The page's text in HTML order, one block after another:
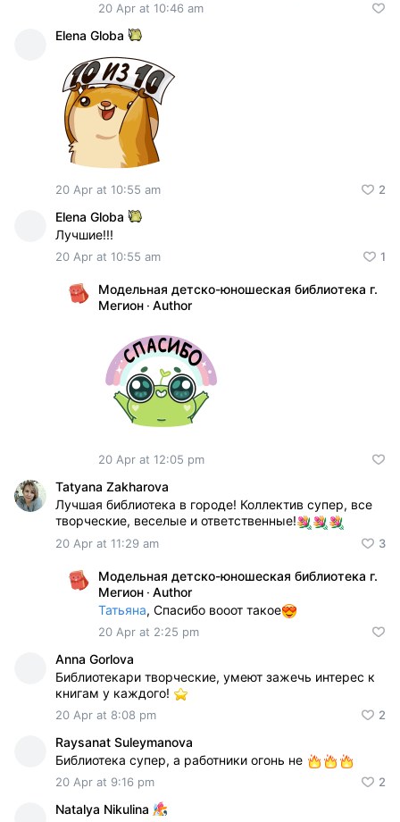
20 Apr at 10:46 am
Elena Globa
20 Apr at 10:55 am 2
Elena Globa
Лучшие!!!
20 Apr at 10:55 am 1
Модельная детско-юношеская библиотека г.
Мегион · Author
20 Apr at 12:05 pm
Tatyana Zakharova
Лучшая библиотека в городе! Коллектив супер, все
творческие, веселые и ответственные!
20 Apr at 11:29 am 3
Модельная детско-юношеская библиотека г.
Мегион · Author
Татьяна, Спасибо вооот такое
20 Apr at 2:25 pm
Anna Gorlova
Библиотекари творческие, умеют зажечь интерес к
книгам у каждого!
20 Apr at 8:08 pm 2
Raysanat Suleymanova
Библиотека супер, а работники огонь не
20 Apr at 9:16 pm 2
Natalya Nikulina